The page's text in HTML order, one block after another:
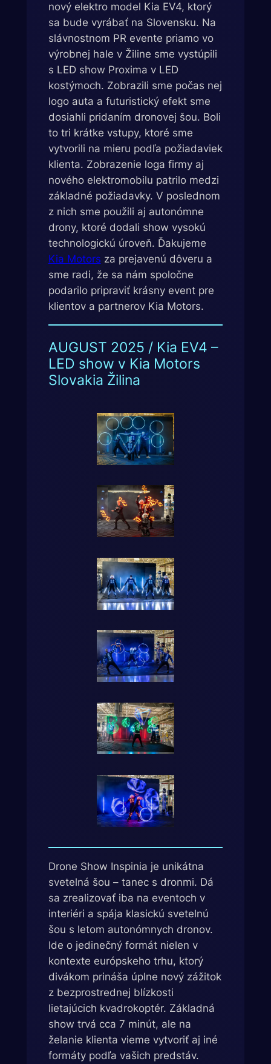
nový elektro model Kia EV4, ktorý
sa bude vyrábať na Slovensku. Na
slávnostnom PR evente priamo vo
výrobnej hale v Žiline sme vystúpili
s LED show Proxima v LED
kostýmoch. Zobrazili sme počas nej
logo auta a futuristický efekt sme
dosiahli pridaním dronovej šou. Boli
to tri krátke vstupy, ktoré sme
vytvorili na mieru podľa požiadaviek
klienta. Zobrazenie loga firmy aj
nového elektromobilu patrilo medzi
základné požiadavky. V poslednom
z nich sme použili aj autonómne
drony, ktoré dodali show vysokú
technologickú úroveň. Ďakujeme
Kia Motors za prejavenú dôveru a
sme radi, že sa nám spoločne
podarilo pripraviť krásny event pre
klientov a partnerov Kia Motors.
AUGUST 2025 / Kia EV4 –
LED show v Kia Motors
Slovakia Žilina
Drone Show Inspinia je unikátna
svetelná šou – tanec s dronmi. Dá
sa zrealizovať iba na eventoch v
interiéri a spája klasickú svetelnú
šou s letom autonómnych dronov.
Ide o jedinečný formát nielen v
kontexte európskeho trhu, ktorý
divákom prináša úplne nový zážitok
z bezprostrednej blízkosti
lietajúcich kvadrokoptér. Základná
show trvá cca 7 minút, ale na
želanie klienta vieme vytvoriť aj iné
formáty podľa vašich predstáv.